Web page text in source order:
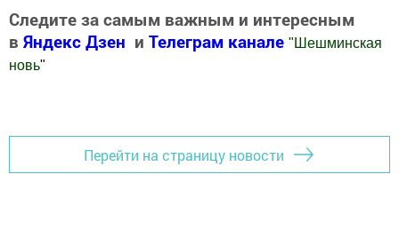
Следите за самым важным и интересным
в Яндекс Дзен и Телеграм канале " Шешминская
новь"
Перейти на страницу новости